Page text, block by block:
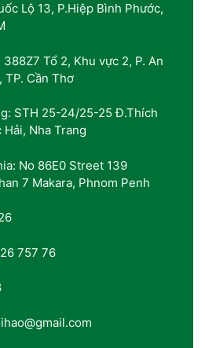
Lộ 13, P.Hiệp Bình Phước,
Tổ 2, Khu vực 2, P. An
TP. Cần Thơ
STH 25-24/25-25 Đ.Thích
Nha Trang
No 86E0 Street 139
7 Makara, Phnom Penh
757 76